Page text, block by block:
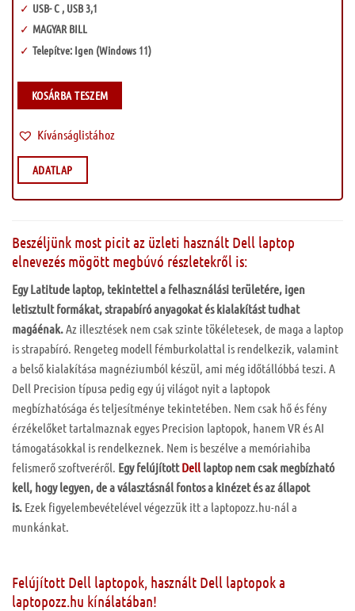
USB- C , USB 3,1
MAGYAR BILL
Telepítve: Igen (Windows 11)
KOSÁRBA TESZEM
Kívánságlistához
ADATLAP
Beszéljünk most picit az üzleti használt Dell laptop
elnevezés mögött megbúvó részletekről is:
Egy Latitude laptop, tekintettel a felhasználási területére, igen
letisztult formákat, strapabíró anyagokat és kialakítást tudhat
magáénak.Az illesztések nem csak szinte tökéletesek, de maga a laptop
is strapabíró. Rengeteg modell fémburkolattal is rendelkezik, valamint
a belső kialakítása magnéziumból készül, ami még időtállóbbá teszi. A
Dell Precision típusa pedig egy új világot nyit a laptopok
megbízhatósága és teljesítménye tekintetében. Nem csak hő és fény
érzékelőket tartalmaznak egyes Precision laptopok, hanem VR és AI
támogatásokkal is rendelkeznek. Nem is beszélve a memóriahiba
felismerő szoftveréről. Egy felújítottDelllaptop nem csak megbízható
kell, hogy legyen, de a választásnál fontos a kinézet és az állapot
is. Ezek figyelembevételével végezzük itt a laptopozz.hu-nál a
munkánkat.
Felújított Dell laptopok, használt Dell laptopok a
laptopozz.hu kínálatában!